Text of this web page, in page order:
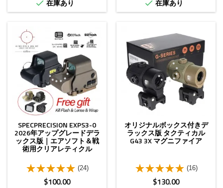
 在庫あり
 在庫あり
SPECPRECISION EXPS3-0
2026年アップグレードデラ
ックス版｜エアソフト＆戦
術用クリアレティクル
(24)
価
$100.00
オリジナルボックス付きデ
ラックス版 タクティカル
G43 3X マグニファイア
(16)
価
$130.00